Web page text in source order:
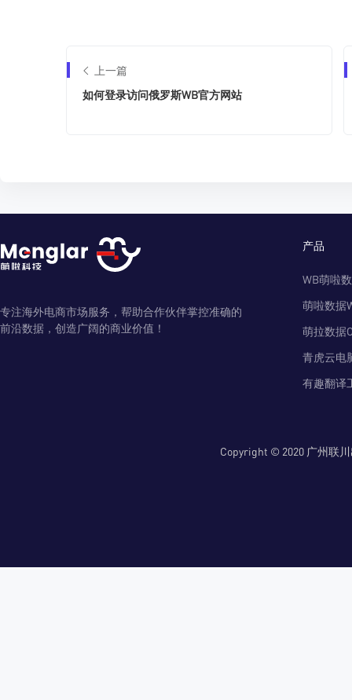
上一篇
如何登录访问俄罗斯WB官方网站
专注海外电商市场服务，帮助合作伙伴掌控准确的
前沿数据，创造广阔的商业价值！
产品
WB萌啦
萌啦数据
萌拉数据
青虎云电
有趣翻译
Copyright © 2020 广州联